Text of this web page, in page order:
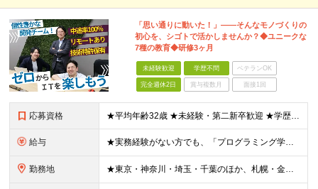
「思い通りに動いた！」――そんなモノづくりの
初心を、シゴトで活かしませんか？◆ユニークな
7種の教育◆研修3ヶ月
未経験歓迎 学歴不問 ベテランOK
完全週休2日 賞与複数月 面接1回
応募資格 ★平均年齢32歳 ★未経験・第二新卒歓迎 ★学歴不問 ★人柄重視の採用 ＊＊＊＊＊＊＊＊＊＊＊ ■ AI時代に負けないスキルを身につけたい方はぜひ！ （IT・Webが初めて、という方も歓迎します）
給与 ★実務経験がない方でも、「プログラミング学習」「IT系の趣味開発」「インフラやテスト・サポート系のご経験」などを優遇して給与額を決定します！ ＊＊＊＊＊＊＊＊＊＊＊ ▼エリアにより異なります ■東
勤務地 ★東京・神奈川・埼玉・千葉のほか、札幌・金沢・福岡で募集！ （※転勤なし、リモートワークの可能性あり） ■本社 ￣￣￣ 東京都台東区上野6-1-11 平岡ビル9F ※本社または、一都三県のプロジェク